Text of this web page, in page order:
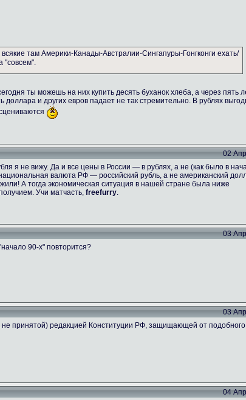
там Америки-Канады-Австралии-Сингапуры-Гонгконги ехать/
"совсем".
ты можешь на них купить десять буханок хлеба, а через пять
доллара и других евров падает не так стремительно. В рублях
02
я не вижу. Да и все цены в России — в рублях, а не (как было в
валюта РФ — российский рубль, а не американский
А тогда экономическая ситуация в нашей стране была ниже
Учи матчасть, freefurry.
03
90-х" повторится?
03
не принятой) редакцией Конституции РФ, защищающей от подобного
04